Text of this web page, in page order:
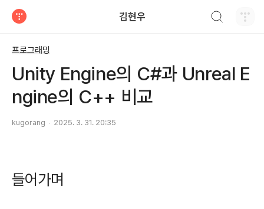
김현우
프로그래밍
Unity Engine의 C#과 Unreal E
ngine의 C++ 비교
kugorang 2025. 3. 31. 20:35
들어가며